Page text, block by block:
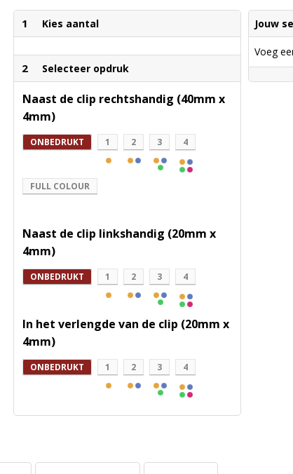
1 Kies aantal
2 Selecteer opdruk
Naast de clip rechtshandig (40mm x
4mm)
ONBEDRUKT 1 2 3 4
FULL COLOUR
Naast de clip linkshandig (20mm x
4mm)
ONBEDRUKT 1 2 3 4
In het verlengde van de clip (20mm x
4mm)
ONBEDRUKT 1 2 3 4
Jouw
Voeg